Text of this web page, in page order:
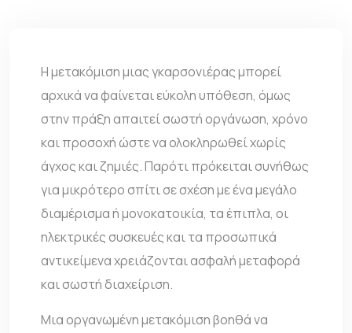
Η μετακόμιση μιας γκαρσονιέρας μπορεί
αρχικά να φαίνεται εύκολη υπόθεση, όμως
στην πράξη απαιτεί σωστή οργάνωση, χρόνο
και προσοχή ώστε να ολοκληρωθεί χωρίς
άγχος και ζημιές. Παρότι πρόκειται συνήθως
για μικρότερο σπίτι σε σχέση με ένα μεγάλο
διαμέρισμα ή μονοκατοικία, τα έπιπλα, οι
ηλεκτρικές συσκευές και τα προσωπικά
αντικείμενα χρειάζονται ασφαλή μεταφορά
και σωστή διαχείριση.
Μια οργανωμένη μετακόμιση βοηθά να